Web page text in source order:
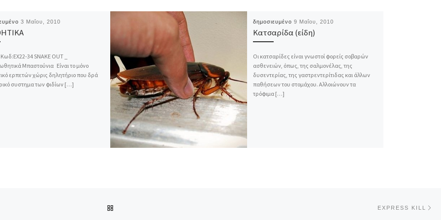
3 Μαΐου, 2010
34 SNAKE OUT _
Μπαστούνια Είναι το μόνο
ερπετών χώρις δηλητήριο που δρά
συστημα των φιδίων […]
δημοσιευμένο 9 Μαΐου, 2010
Κατσαρίδα (είδη)
Οι κατσαρίδες είναι γνωστοί φορείς σοβαρών
ασθενειών, όπως, της σαλμονέλας, της
δυσεντερίας, της γαστρεντερίτιδας και άλλων
παθήσεων του στομάχου. Αλλοιώνουν τα
τρόφιμα […]
EXPRESS KILL